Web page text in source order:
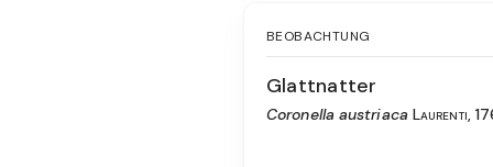
BEOBACHTUNG
Glattnatter
Coronella austriaca Laurenti,